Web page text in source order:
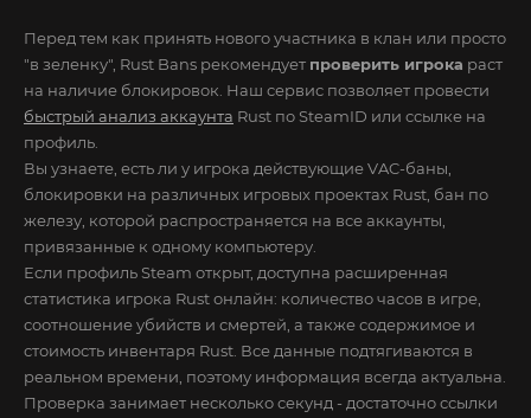
Перед тем как принять нового участника в клан или просто
"в зеленку", Rust Bans рекомендует проверить игрока раст
на наличие блокировок. Наш сервис позволяет провести
быстрый анализ аккаунта Rust по SteamID или ссылке на
профиль.
Вы узнаете, есть ли у игрока действующие VAC-баны,
блокировки на различных игровых проектах Rust, бан по
железу, которой распространяется на все аккаунты,
привязанные к одному компьютеру.
Если профиль Steam открыт, доступна расширенная
статистика игрока Rust онлайн: количество часов в игре,
соотношение убийств и смертей, а также содержимое и
стоимость инвентаря Rust. Все данные подтягиваются в
реальном времени, поэтому информация всегда актуальна.
Проверка занимает несколько секунд - достаточно ссылки